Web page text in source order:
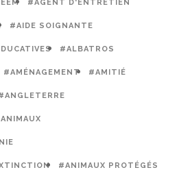
#AGENT D'ENTRETIEN
#AIDE SOIGNANTE
#ALBATROS
#AMÉNAGEMENT #AMITIÉ
#ANIMAUX PROTÉGÉS